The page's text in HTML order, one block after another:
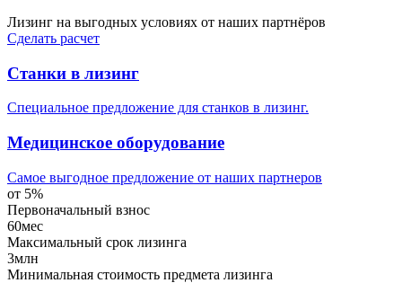
Лизинг на выгодных условиях от наших партнёров
Сделать расчет
Станки в лизинг
Специальное предложение для станков в лизинг.
Медицинское оборудование
Самое выгодное предложение от наших партнеров
от 5%
Первоначальный взнос
60мес
Максимальный срок лизинга
3млн
Минимальная стоимость предмета лизинга